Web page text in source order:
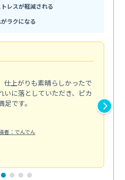
レスが軽減される
ラクになる
仕上がりも素晴らしかったで
いに落としていただき、ピカ
です。
者：でんでん